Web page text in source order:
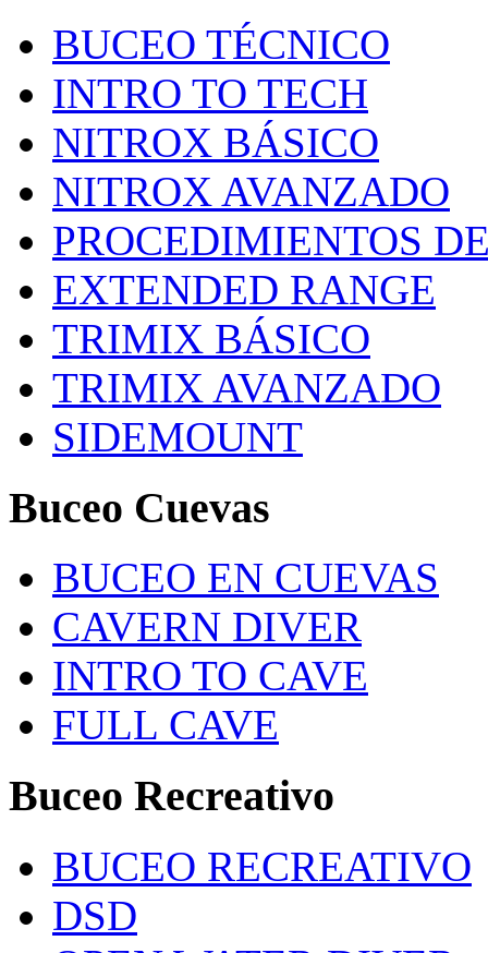
BUCEO TÉCNICO
INTRO TO TECH
NITROX BÁSICO
NITROX AVANZADO
PROCEDIMIENTOS
EXTENDED RANGE
TRIMIX BÁSICO
TRIMIX AVANZADO
SIDEMOUNT
Buceo Cuevas
BUCEO EN CUEVAS
CAVERN DIVER
INTRO TO CAVE
FULL CAVE
Buceo Recreativo
BUCEO RECREATIVO
DSD